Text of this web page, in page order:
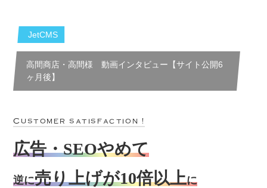
Customer satisfaction !
広告・SEOやめて
逆に売り上げが10倍以上に
JetCMS
高間商店・高間様 動画インタビュー【サイト公開6
ヶ月後】